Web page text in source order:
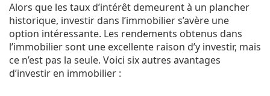
Alors que les taux d’intérêt demeurent à un plancher
historique, investir dans l’immobilier s’avère une
option intéressante. Les rendements obtenus dans
l’immobilier sont une excellente raison d’y investir, mais
ce n’est pas la seule. Voici six autres avantages
d’investir en immobilier :